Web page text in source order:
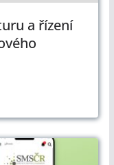
a řízení